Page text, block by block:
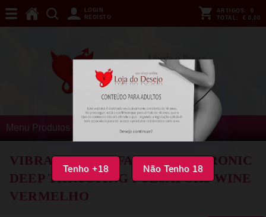
Tenho +18 Não Tenho 18
LOGIN
REGISTO
ARTIGOS:
0
TOTAL: € 0,00
Menu Produtos
VIBRADOR FUN FACTORY - STRONIC
DEEP THRUSTING PULSATORS WINE
VERMELHO